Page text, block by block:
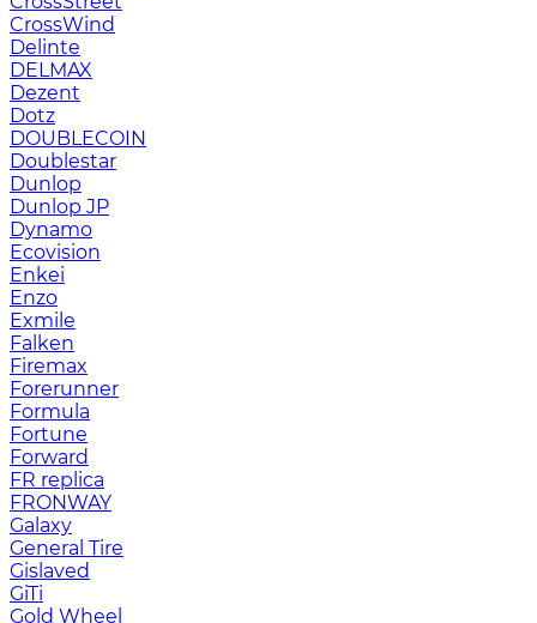
CrossWind
Delinte
DELMAX
Dezent
Dotz
DOUBLECOIN
Doublestar
Dunlop
Dunlop JP
Dynamo
Ecovision
Enkei
Enzo
Exmile
Falken
Firemax
Forerunner
Formula
Fortune
Forward
FR replica
FRONWAY
Galaxy
General Tire
Gislaved
GiTi
Gold Wheel